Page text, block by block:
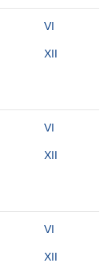
VI
XII
VI
XII
VI
XII